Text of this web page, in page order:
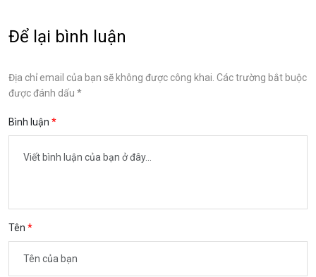
Để lại bình luận
Địa chỉ email của bạn sẽ không được công khai. Các trường bắt buộc
được đánh dấu *
Bình luận
Tên